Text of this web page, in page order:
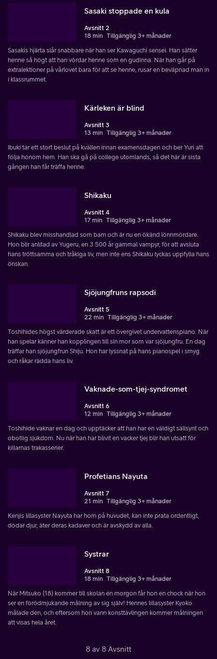
Sasaki stoppade en kula
Avsnitt 2
18 min Tillgänglig 3+ månader
Sasakis hjärta slår snabbare när han ser Kawaguchi sensei. Han sätter
henne så högt att han vördar henne som en gudinna. När han går på
extralektioner på vårlovet bara för att se henne, rusar en beväpnad man in
i klassrummet.
Kärleken är blind
Avsnitt 3
13 min Tillgänglig 3+ månader
Ibuki tar ett stort beslut på kvällen innan examensdagen och ber Yuri att
följa honom hem. Han ska gå på college utomlands, så det här är sista
gången han får träffa henne.
Shikaku
Avsnitt 4
17 min Tillgänglig 3+ månader
Shikaku blev misshandlad som barn och är nu en ökänd lönnmördare.
Hon blir anlitad av Yugeru, en 3 500 år gammal vampyr, för att avsluta
hans tröttsamma och tråkiga liv, men inte ens Shikaku lyckas uppfylla hans
önskan.
Sjöjungfruns rapsodi
Avsnitt 5
22 min Tillgänglig 3+ månader
Toshihides högst värderade skatt är ett övergivet undervattenspiano. När
han spelar känner han kopplingen till sin mor som var sjöjungfru. En dag
träffar han sjöjungfrun Shiju. Hon har lyssnat på hans pianospel i smyg
och råkar rädda hans liv.
Vaknade-som-tjej-syndromet
Avsnitt 6
12 min Tillgänglig 3+ månader
Toshihide vaknar en dag och upptäcker att han har en väldigt sällsynt och
obotlig sjukdom. Nu när han har blivit en vacker tjej blir han utsatt för
killarnas trakasserier.
Profetians Nayuta
Avsnitt 7
21 min Tillgänglig 3+ månader
Kenjis lillasyster Nayuta har horn på huvudet, kan inte prata ordentligt,
dödar djur, äter deras kadaver och är avskydd av alla.
Systrar
Avsnitt 8
18 min Tillgänglig 3+ månader
När Mitsuko (18) kommer till skolan en morgon får hon en chock när hon
ser en förödmjukande målning av sig själv! Hennes lillasyster Kyoko
målade den, och eftersom hon vann konsttävlingen kommer målningen
att visas hela året.
8 av 8 Avsnitt